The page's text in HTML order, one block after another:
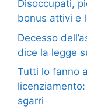
Disoccupati,
bonus attivi e
Decesso
dice la legge
Tutti lo fanno
sgarri